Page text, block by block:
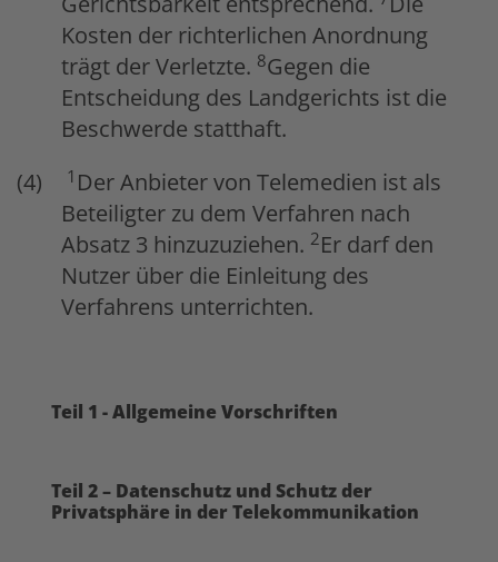
Kosten der richterlichen Anordnung
trägt der Verletzte. 8Gegen die
Entscheidung des Landgerichts ist die
Beschwerde statthaft.
1 Der Anbieter von Telemedien ist als
Beteiligter zu dem Verfahren nach
Absatz 3 hinzuzuziehen. 2 Er darf den
Nutzer über die Einleitung des
Verfahrens unterrichten.
Teil 1 - Allgemeine Vorschriften
Teil 2 – Datenschutz und Schutz der
Privatsphäre in der Telekommunikation